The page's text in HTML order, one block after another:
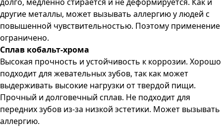
другие металлы, может вызывать аллергию у людей с
повышенной чувствительностью. Поэтому применение
ограничено.
Сплав кобальт-хрома
Высокая прочность и устойчивость к коррозии. Хорошо
подходит для жевательных зубов, так как может
выдерживать высокие нагрузки от твердой пищи.
Прочный и долговечный сплав. Не подходит для
передних зубов из-за низкой эстетики. Может вызывать
аллергию.